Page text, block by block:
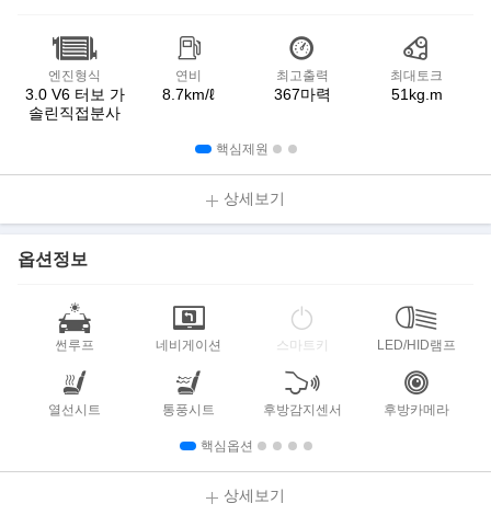
엔진형식
3.0 V6 터보 가
솔린직접분사
연비
8.7km/ℓ
최고출력
367마력
최대토크
51kg.m
핵심제원
상세보기
옵션정보
썬루프 네비게이션 스마트키 LED/HID램프
열선시트 통풍시트 후방감지센서 후방카메라
핵심옵션
상세보기